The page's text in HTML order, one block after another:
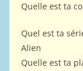
Quelle est ta
Quel est ta
Alien
Quelle est ta